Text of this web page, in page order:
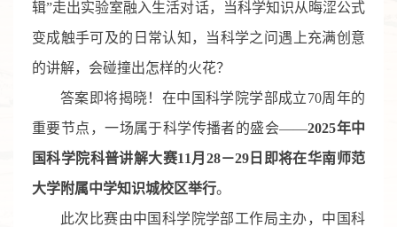
辑”走出实验室融入生活对话，当科学知识从晦涩公式
变成触手可及的日常认知，当科学之问遇上充满创意
的讲解，会碰撞出怎样的火花？
答案即将揭晓！在中国科学院学部成立70周年的
重要节点，一场属于科学传播者的盛会——2025年中
国科学院科普讲解大赛11月28－29日即将在华南师范
大学附属中学知识城校区举行。
此次比赛由中国科学院学部工作局主办，中国科